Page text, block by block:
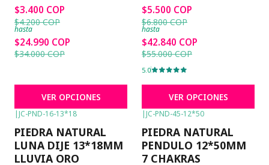
$3.400 COP
$4.200 COP
hasta
$24.990 COP
$34.000 COP
VER OPCIONES
$5.500 COP
$6.800 COP
hasta
$42.840 COP
$55.000 COP
5.0
VER OPCIONES
JC-PND-16-13*18
PIEDRA NATURAL
LUNA DIJE 13*18MM
LLUVIA ORO
JC-PND-45-12*50
PIEDRA NATURAL
PENDULO 12*50MM
7 CHAKRAS